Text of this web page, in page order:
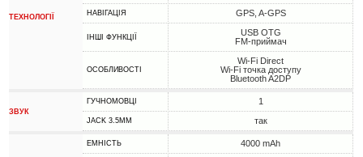
ТЕХНОЛОГІЇ НАВІГАЦІЯ GPS, A-GPS
ІНШІ ФУНКЦІЇ
USB OTG
FM-приймач
ОСОБЛИВОСТІ
Wi-Fi Direct
Wi-Fi точка доступу
Bluetooth A2DP
ЗВУК
ГУЧНОМОВЦІ 1
JACK 3.5MM так
ЕМНІСТЬ 4000 mAh